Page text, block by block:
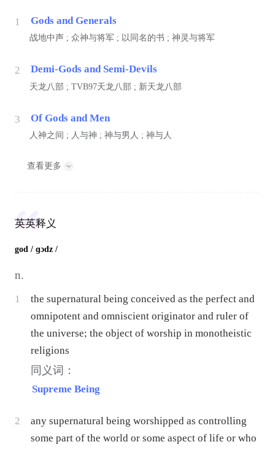
1 Gods and Generals
战地中声 ; 众神与将军 ; 以同名的书 ; 神灵与将军
2 Demi-Gods and Semi-Devils
天龙八部 ; TVB97天龙八部 ; 新天龙八部
3 Of Gods and Men
人神之间 ; 人与神 ; 神与男人 ; 神与人
查看更多
英英释义
god / ɡɔdz /
n.
1
the supernatural being conceived as the perfect and
omnipotent and omniscient originator and ruler of
the universe; the object of worship in monotheistic
religions
同义词：
Supreme Being
2
any supernatural being worshipped as controlling
some part of the world or some aspect of life or who